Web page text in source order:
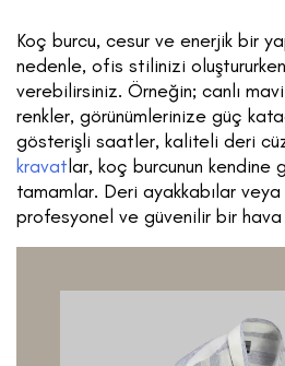
Koç burcu, cesur ve enerjik bir
nedenle, ofis stilinizi
verebilirsiniz. Örneğin; canlı
renkler, görünümlerinize güç
gösterişli saatler, kaliteli deri
kravatlar, koç burcunun kendine
tamamlar. Deri ayakkabılar veya
profesyonel ve güvenilir bir hava